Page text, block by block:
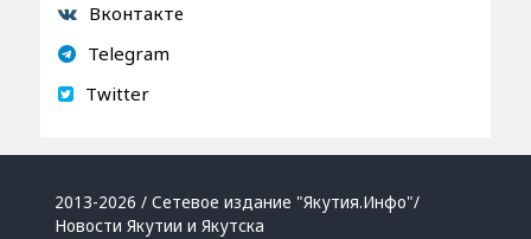
Вконтакте
Telegram
Twitter
2013-2026 / Сетевое издание "Якутия.Инфо"/
Новости Якутии и Якутска